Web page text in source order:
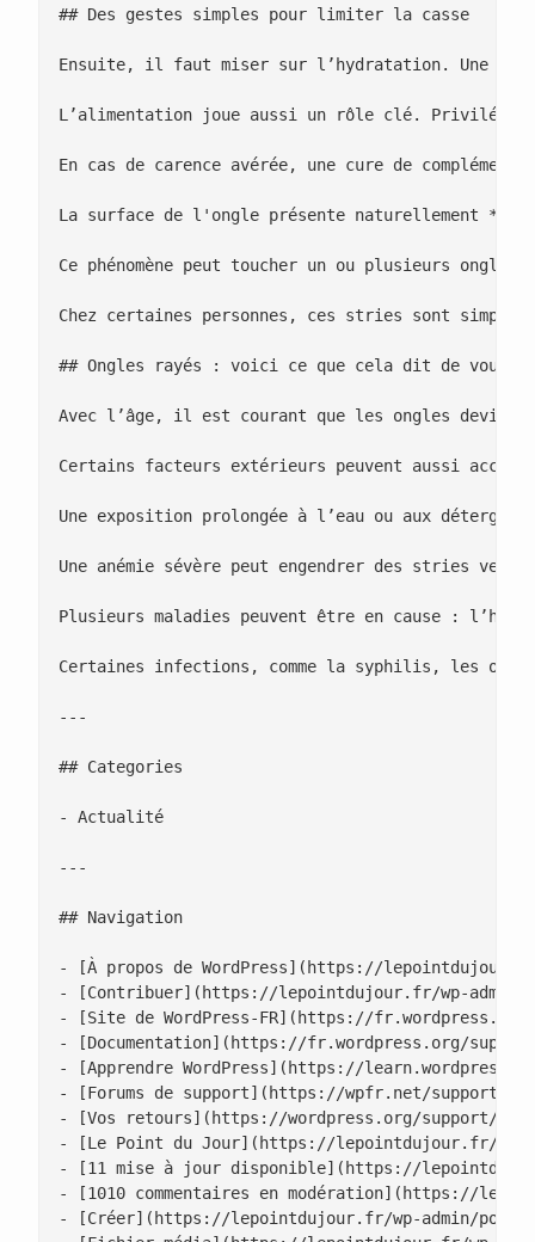
## Des gestes simples pour limiter la casse
Ensuite, il faut miser sur l’hydratation. Une
L’alimentation joue aussi un rôle clé.
En cas de carence avérée, une cure de
La surface de l'ongle présente naturellement
Ce phénomène peut toucher un ou plusieurs
Chez certaines personnes, ces stries sont
## Ongles rayés : voici ce que cela dit de vous
Avec l’âge, il est courant que les ongles
Certains facteurs extérieurs peuvent aussi
Une exposition prolongée à l’eau ou aux
Une anémie sévère peut engendrer des stries
Plusieurs maladies peuvent être en cause :
Certaines infections, comme la syphilis, les
---
## Categories
- Actualité
---
## Navigation
- [À propos de WordPress](https://
- [Contribuer](https://lepointdujour.fr/wp-admin/
- [Site de WordPress-FR](https://
- [Documentation](https://fr.wordpress.org/
- [Apprendre WordPress](https://
- [Forums de support](https://wpfr.net/support)
- [Vos retours](https://wordpress.org/support/
- [Le Point du Jour](https://lepointdujour.fr/)
- [11 mise à jour disponible](https://
- [1010 commentaires en modération](https://
- [Créer](https://lepointdujour.fr/wp-admin/post-